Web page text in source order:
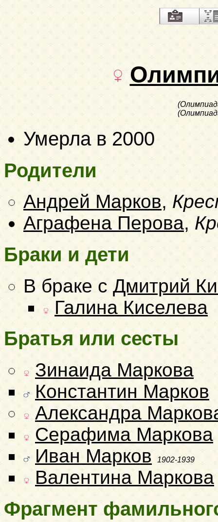
Умерла в 2000
Родители
Андрей Марков,
Аграфена Перова,
Браки и дети
В браке с Дмитрий
Галина Киселева
Братья или сесты
Зинаида Маркова
Константин Марков
Александра
Серафима Маркова
Иван Марков
1902-1939
Валентина Маркова
Фрагмент